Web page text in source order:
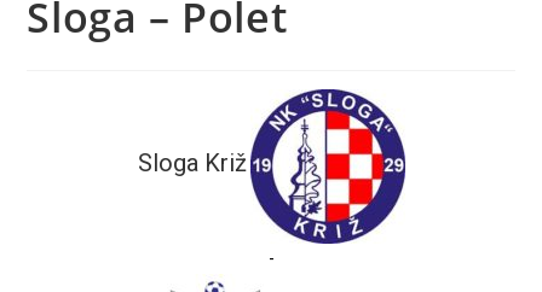
Sloga – Polet
Sloga Križ
-